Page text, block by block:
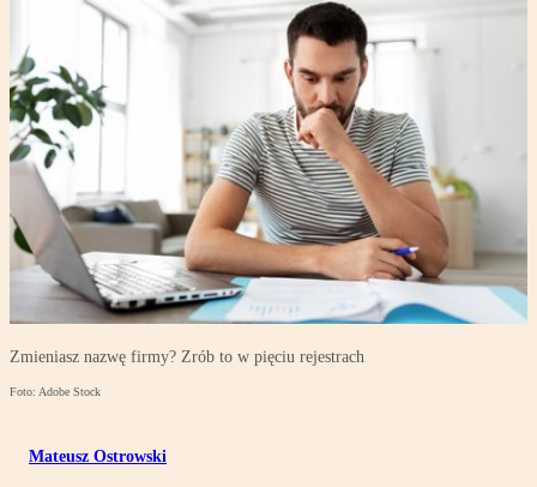
Zmieniasz nazwę firmy? Zrób to w pięciu rejestrach
Foto: Adobe Stock
Mateusz Ostrowski